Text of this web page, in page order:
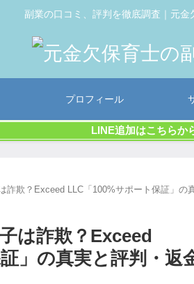
副業の口コミ、評判を徹底調査｜元金
プロフィール
LINE追加はこちら
詐欺？Exceed LLC「100%サポート保証」の
は詐欺？Exceed
」の真実と評判・返